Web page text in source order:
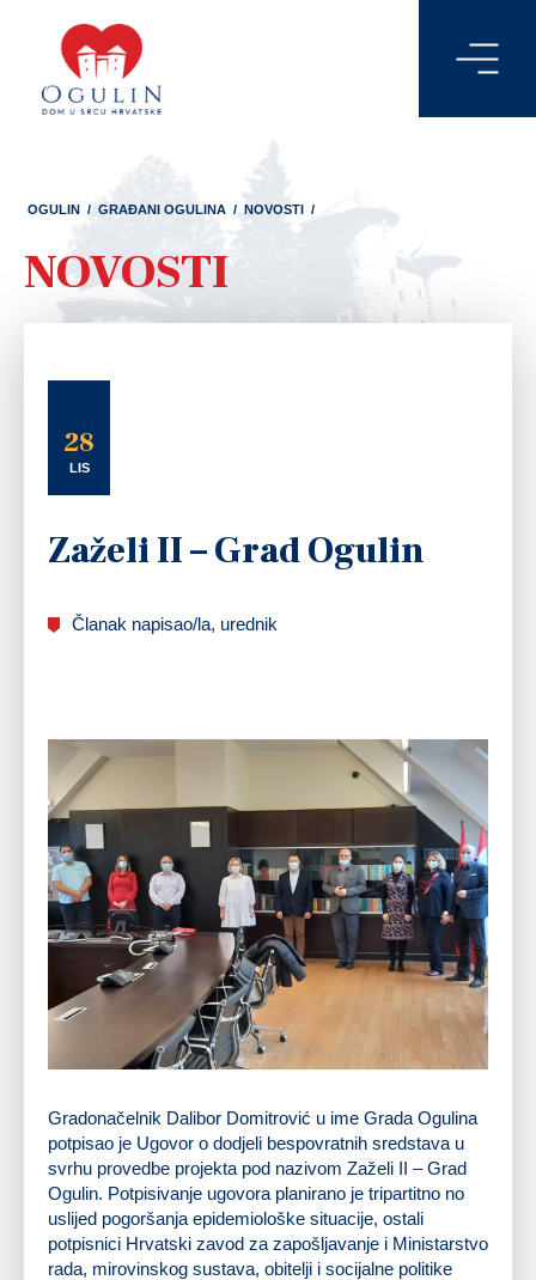
OGULIN / GRAĐANI OGULINA / NOVOSTI /
NOVOSTI
28
LIS
Zaželi II – Grad Ogulin
Članak napisao/la, urednik
Gradonačelnik Dalibor Domitrović u ime Grada Ogulina
potpisao je Ugovor o dodjeli bespovratnih sredstava u
svrhu provedbe projekta pod nazivom Zaželi II – Grad
Ogulin. Potpisivanje ugovora planirano je tripartitno no
uslijed pogoršanja epidemiološke situacije, ostali
potpisnici Hrvatski zavod za zapošljavanje i Ministarstvo
rada, mirovinskog sustava, obitelji i socijalne politike